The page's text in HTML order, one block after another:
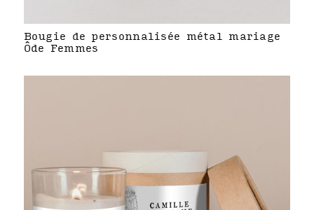
Bougie de personnalisée métal mariage
Ôde Femmes